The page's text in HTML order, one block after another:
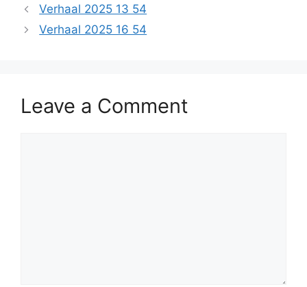
Verhaal 2025 13 54
Verhaal 2025 16 54
Leave a Comment